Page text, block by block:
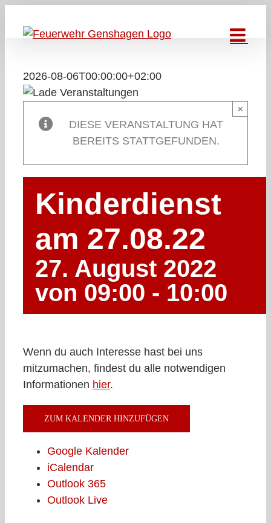
Inhalt
2026-08-06T00:00:00+02:00
DIESE VERANSTALTUNG HAT
BEREITS STATTGEFUNDEN.
×
Kinderdienst
am 27.08.22
27. August 2022
von 09:00 - 10:00
Wenn du auch Interesse hast bei uns
mitzumachen, findest du alle notwendigen
Informationen hier.
ZUM KALENDER HINZUFÜGEN
Google Kalender
iCalendar
Outlook 365
Outlook Live